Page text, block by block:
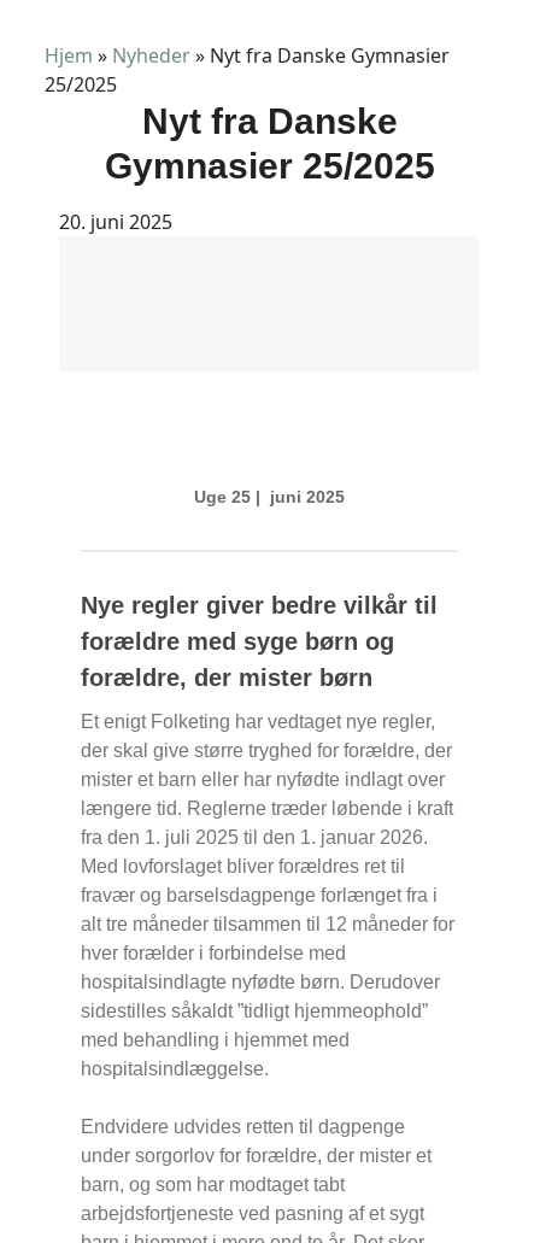
Hjem » Nyheder» Nyt fra Danske Gymnasier
25/2025
Nyt fra Danske
Gymnasier 25/2025
20. juni 2025
Uge 25 | juni 2025
Nye regler giver bedre vilkår til
forældre med syge børn og
forældre, der mister børn
Et enigt Folketing har vedtaget nye regler,
der skal give større tryghed for forældre, der
mister et barn eller har nyfødte indlagt over
længere tid. Reglerne træder løbende i kraft
fra den 1. juli 2025 til den 1. januar 2026.
Med lovforslaget bliver forældres ret til
fravær og barselsdagpenge forlænget fra i
alt tre måneder tilsammen til 12 måneder for
hver forælder i forbindelse med
hospitalsindlagte nyfødte børn. Derudover
sidestilles såkaldt ”tidligt hjemmeophold”
med behandling i hjemmet med
hospitalsindlæggelse.
Endvidere udvides retten til dagpenge
under sorgorlov for forældre, der mister et
barn, og som har modtaget tabt
arbejdsfortjeneste ved pasning af et sygt